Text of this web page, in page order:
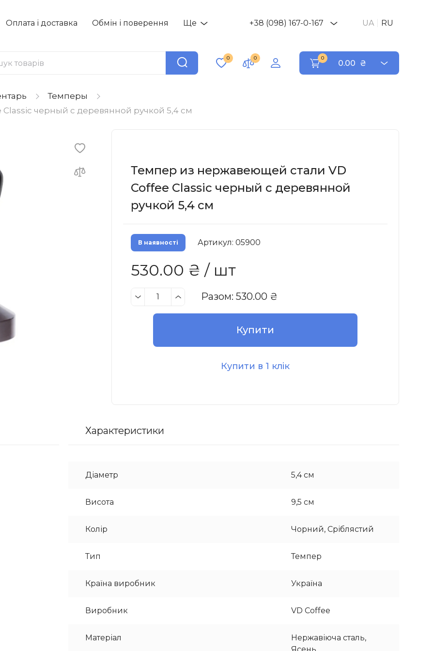
Оплата і доставка Обмін і поверення Ще +38 (098) 167-0-167 UA RU
0 0 0
0.00 ₴
Темперы
черный с деревянной ручкой 5,4 см
Темпер из нержавеющей стали VD
Coffee Classic черный с деревянной
ручкой 5,4 см
В наявності Артикул: 05900
530.00 ₴ / шт
Разом: 530.00 ₴
Купити
Купити в 1 клік
Характеристики
Діаметр 5,4 см
Висота 9,5 см
Колір Чорний, Сріблястий
Тип Темпер
Країна виробник Україна
Виробник VD Coffee
Матеріал
Нержавіюча сталь,